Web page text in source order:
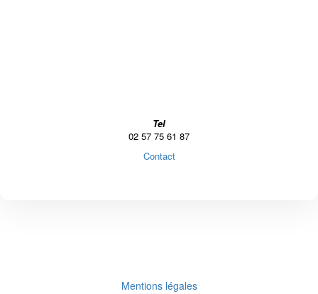
Tel
02 57 75 61 87
Contact
Mentions légales